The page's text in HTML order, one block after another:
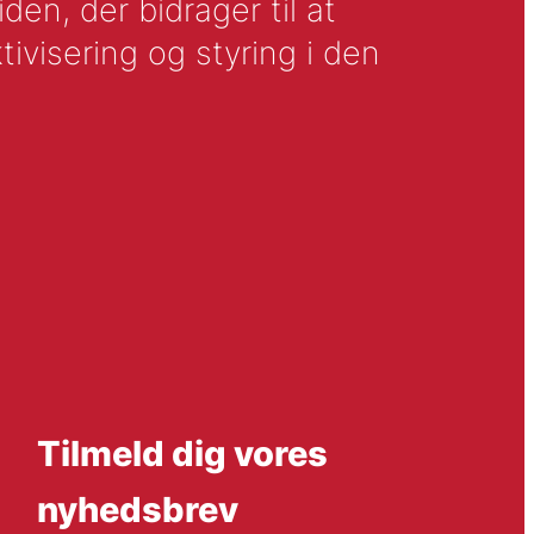
der bidrager til at
og styring i den
Tilmeld dig vores
nyhedsbrev